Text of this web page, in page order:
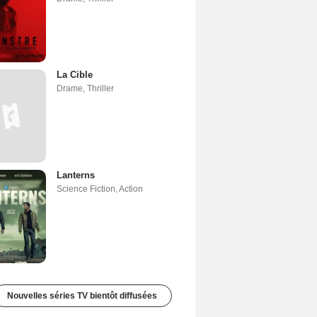
La Cible
Drame, Thriller
Lanterns
Science Fiction,Action
Nouvelles séries TV bientôt diffusées